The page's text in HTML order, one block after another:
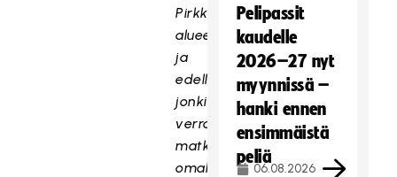
Pirkkalan
alueelle
ja
edellyttävät
jonkin
verran
matkustamista
omalla
Pelipassit
kaudelle
2026–27 nyt
myynnissä –
hanki ennen
ensimmäistä
peliä
06.08.2026